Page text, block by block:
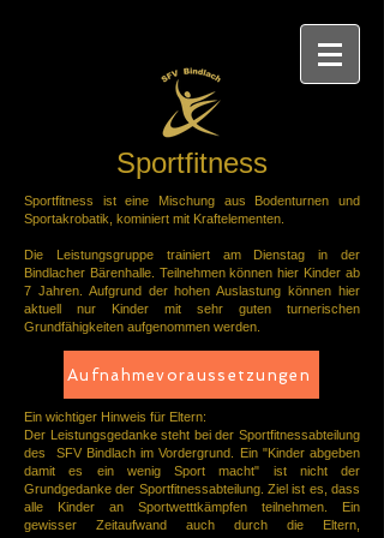
Sportfitness
Sportfitness ist eine Mischung aus Bodenturnen und
Sportakrobatik, kominiert mit Kraftelementen.
Die Leistungsgruppe trainiert am Dienstag in der
Bindlacher Bärenhalle. Teilnehmen können hier Kinder ab
7 Jahren. Aufgrund der hohen Auslastung können hier
aktuell nur Kinder mit sehr guten turnerischen
Grundfähigkeiten aufgenommen werden.
Ein wichtiger Hinweis für Eltern:
Der Leistungsgedanke steht bei der Sportfitnessabteilung
des SFV Bindlachim Vordergrund. Ein "Kinder abgeben
damit es ein wenig Sport macht" ist nicht der
Grundgedanke der Sportfitnessabteilung. Ziel ist es, dass
alle Kinder an Sportwetttkämpfen teilnehmen. Ein
gewisser Zeitaufwand auch durch die Eltern,
Aufnahmevoraussetzungen